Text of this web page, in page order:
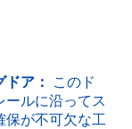
ア：
このド
ールに沿ってス
保が不可欠な工